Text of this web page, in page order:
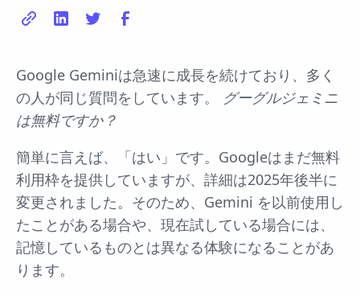
Google Geminiは急速に成長を続けており、多く
の人が同じ質問をしています。
グーグルジェミニ
は無料ですか？
簡単に言えば、「はい」です。Googleはまだ無料
利用枠を提供していますが、詳細は2025年後半に
変更されました。そのため、Gemini を以前使用し
たことがある場合や、現在試している場合には、
記憶しているものとは異なる体験になることがあ
ります。